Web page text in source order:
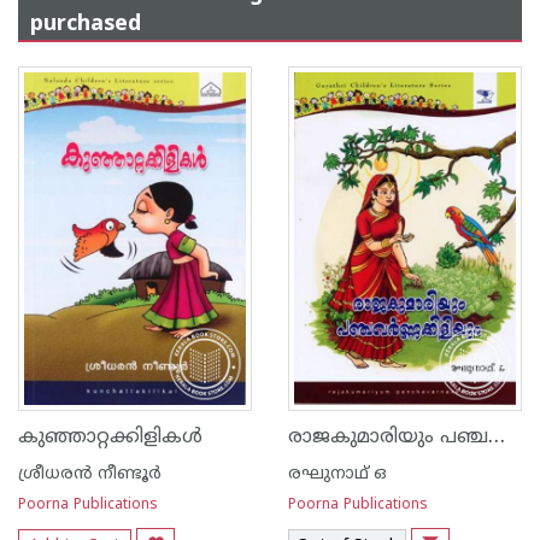
purchased
കുഞ്ഞാറ്റക്കിളികള്‍
ശ്രീധര‌ന്‍ നീണ്ടൂര്‍
Poorna Publications
രാജകുമാരിയും പഞ്ചവര്‍ണ്ണക്കിളിയും
രഘുനാഥ് ഒ
Poorna Publications